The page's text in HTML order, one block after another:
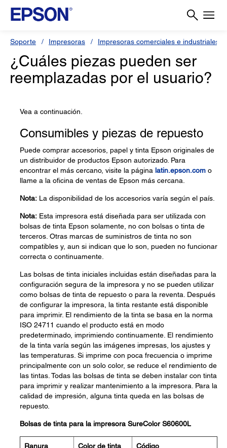
Soporte Impresoras Impresoras comerciales e industriales
¿Cuáles piezas pueden ser
reemplazadas por el usuario?
Vea a continuación.
Consumibles y piezas de repuesto
Puede comprar accesorios, papel y tinta Epson originales de
un distribuidor de productos Epson autorizado. Para
encontrar el más cercano, visite la página latin.epson.com o
llame a la oficina de ventas de Epson más cercana.
Nota: La disponibilidad de los accesorios varía según el país.
Nota: Esta impresora está diseñada para ser utilizada con
bolsas de tinta Epson solamente, no con bolsas o tinta de
terceros. Otras marcas de suministros de tinta no son
compatibles y, aun si indican que lo son, pueden no funcionar
correcta o continuamente.
Las bolsas de tinta iniciales incluidas están diseñadas para la
configuración segura de la impresora y no se pueden utilizar
como bolsas de tinta de repuesto o para la reventa. Después
de configurar la impresora, la tinta restante está disponible
para imprimir. El rendimiento de la tinta se basa en la norma
ISO 24711 cuando el producto está en modo
predeterminado, imprimiendo continuamente. El rendimiento
de la tinta varía según las imágenes impresas, los ajustes y
las temperaturas. Si imprime con poca frecuencia o imprime
principalmente con un solo color, se reduce el rendimiento de
las tintas. Todas las bolsas de tinta se deben instalar con tinta
para imprimir y realizar mantenimiento a la impresora. Para la
calidad de impresión, alguna tinta queda en las bolsas de
repuesto.
Bolsas de tinta para la impresora SureColor S60600L
Ranura Color de tinta Código